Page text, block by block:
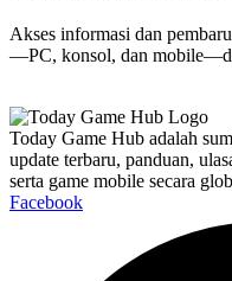
Akses informasi dan
—PC, konsol, dan
Today Game Hub adalah
update terbaru, panduan,
serta game mobile secara
Facebook